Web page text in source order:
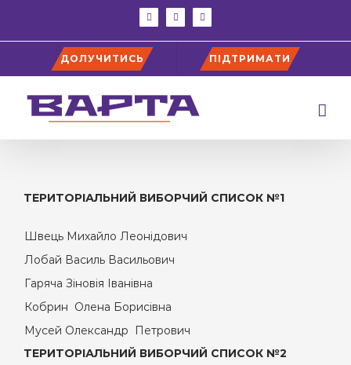
facebookinstagramyoutube
ДОЛУЧИТИСЬ ПІДТРИМАТИ
ТЕРИТОРІАЛЬНИЙ ВИБОРЧИЙ СПИСОК №1
Швець Михайло Леонідович
Лобай Василь Васильович
Гаряча Зіновія Іванівна
Кобрин Олена Борисівна
Мусей Олександр Петрович
ТЕРИТОРІАЛЬНИЙ ВИБОРЧИЙ СПИСОК №2